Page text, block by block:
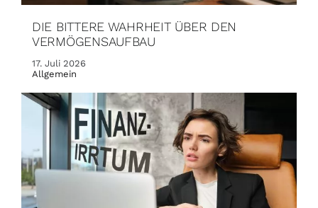
DIE BITTERE WAHRHEIT ÜBER DEN
VERMÖGENSAUFBAU
17. Juli 2026
Allgemein